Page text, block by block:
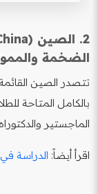
الضخمة
تتصدر الصين
بالكامل المتاحة
الماجستير
اقرأ أيضاً: الدراسة في